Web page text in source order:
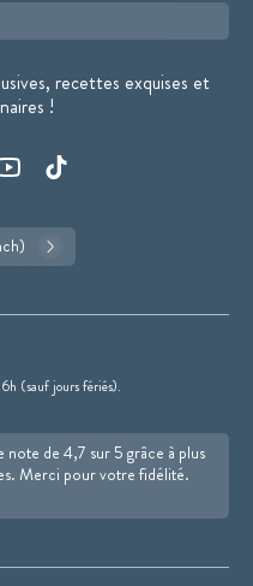
recettes exquises et
!
(sauf jours fériés).
de 4,7 sur 5 grâce à plus
Merci pour votre fidélité.